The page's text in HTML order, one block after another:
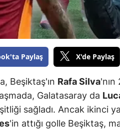
Burdur
Bursa
Çanakkale
Çankırı
Çorum
Denizli
Diyarbakır
Paylaş X'de Paylaş
Beşiktaş'ın Rafa Silva'nın
Galatasaray da
sağladı. Ancak ikinci
'in attığı golle Beşiktaş,